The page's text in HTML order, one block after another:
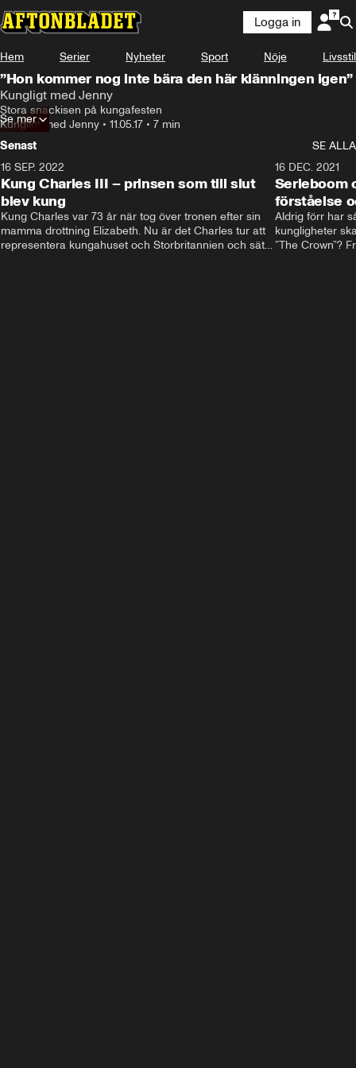
Logga in
Hem Serier Nyheter Sport Nöje Livsstil
”Hon kommer nog inte bära den här klänningen igen”
Kungligt med Jenny
Stora snackisen på kungafesten
Kungligt med Jenny • 11.05.17 • 7 min
Se mer
Senast
SE ALLA
16 SEP. 2022
Kung Charles III – prinsen som till slut
blev kung
Kung Charles var 73 år när tog över tronen efter sin
mamma drottning Elizabeth. Nu är det Charles tur att
representera kungahuset och Storbritannien och sätta
16 DEC. 2021
Serieboom
förståelse
Aldrig förr har
kungligheter
”The Crown”?